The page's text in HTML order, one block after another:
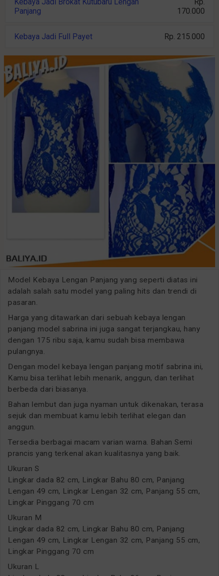
Panjang
170.000
Kebaya Jadi Full Payet Rp. 215.000
Model Kebaya Lengan Panjang yang seperti diatas ini
adalah salah satu model yang paling hits dan trendi di
pasaran.
Harga yang ditawarkan dari sebuah kebaya lengan
panjang model sabrina ini juga sangat terjangkau, hany
dengan 175 ribu saja, kamu sudah bisa membawa
pulangnya.
Dengan model kebaya lengan panjang motif sabrina ini,
Kamu bisa terlihat lebih menarik, anggun, dan terlihat
berbeda dari biasanya.
Bahan lembut dan juga nyaman untuk dikenakan, terasa
sejuk dan membuat kamu lebih terlihat elegan dan
anggun.
Tersedia berbagai macam varian warna. Bahan Semi
prancis yang terkenal akan kualitasnya yang baik.
Ukuran S
Lingkar dada 82 cm, Lingkar Bahu 80 cm, Panjang
Lengan 49 cm, Lingkar Lengan 32 cm, Panjang 55 cm,
Lingkar Pinggang 70 cm
Ukuran M
Lingkar dada 82 cm, Lingkar Bahu 80 cm, Panjang
Lengan 49 cm, Lingkar Lengan 32 cm, Panjang 55 cm,
Lingkar Pinggang 70 cm
Ukuran L